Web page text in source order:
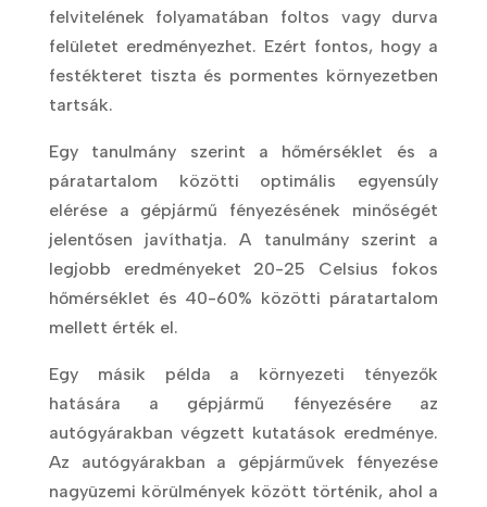
felvitelének folyamatában foltos vagy durva
felületet eredményezhet. Ezért fontos, hogy a
festékteret tiszta és pormentes környezetben
tartsák.
Egy tanulmány szerint a hőmérséklet és a
páratartalom közötti optimális egyensúly
elérése a gépjármű fényezésének minőségét
jelentősen javíthatja. A tanulmány szerint a
legjobb eredményeket 20-25 Celsius fokos
hőmérséklet és 40-60% közötti páratartalom
mellett érték el.
Egy másik példa a környezeti tényezők
hatására a gépjármű fényezésére az
autógyárakban végzett kutatások eredménye.
Az autógyárakban a gépjárművek fényezése
nagyüzemi körülmények között történik, ahol a